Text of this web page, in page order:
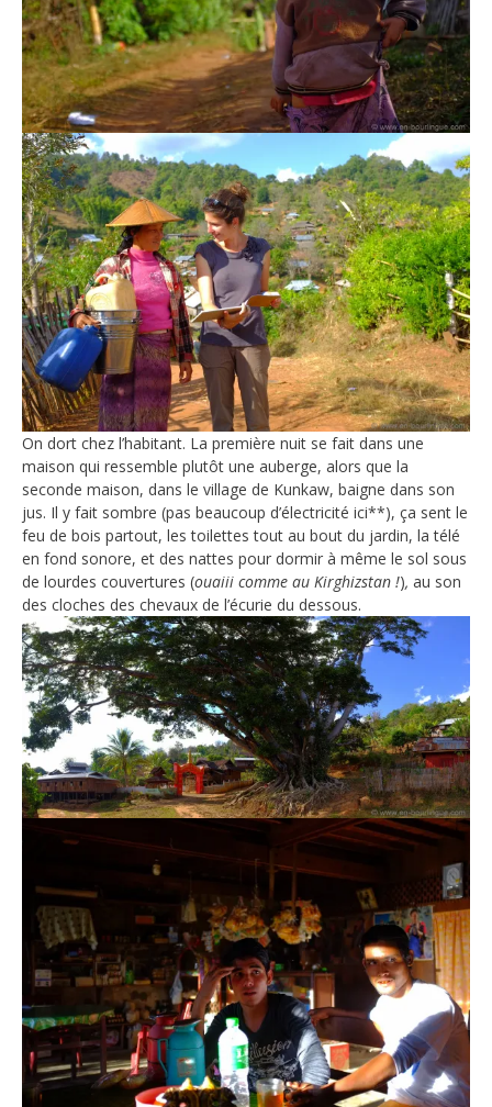
On dort chez l’habitant. La première nuit se fait dans une
maison qui ressemble plutôt une auberge, alors que la
seconde maison, dans le village de Kunkaw, baigne dans son
jus. Il y fait sombre (pas beaucoup d’électricité ici**), ça sent le
feu de bois partout, les toilettes tout au bout du jardin, la télé
en fond sonore, et des nattes pour dormir à même le sol sous
de lourdes couvertures (ouaiii comme au Kirghizstan !), au son
des cloches des chevaux de l’écurie du dessous.